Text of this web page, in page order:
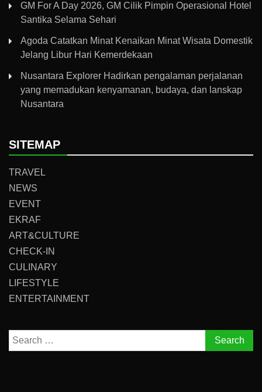
GM For A Day 2026, GM Cilik Pimpin Operasional Hotel
Santika Selama Sehari
Agoda Catatkan Minat Kenaikan Minat Wisata Domestik
Jelang Libur Hari Kemerdekaan
Nusantara Explorer Hadirkan pengalaman perjalanan
yang memadukan kenyamanan, budaya, dan lanskap
Nusantara
SITEMAP
TRAVEL
NEWS
EVENT
EKRAF
ART&CULTURE
CHECK-IN
CULINARY
LIFESTYLE
ENTERTAINMENT
Search
for: